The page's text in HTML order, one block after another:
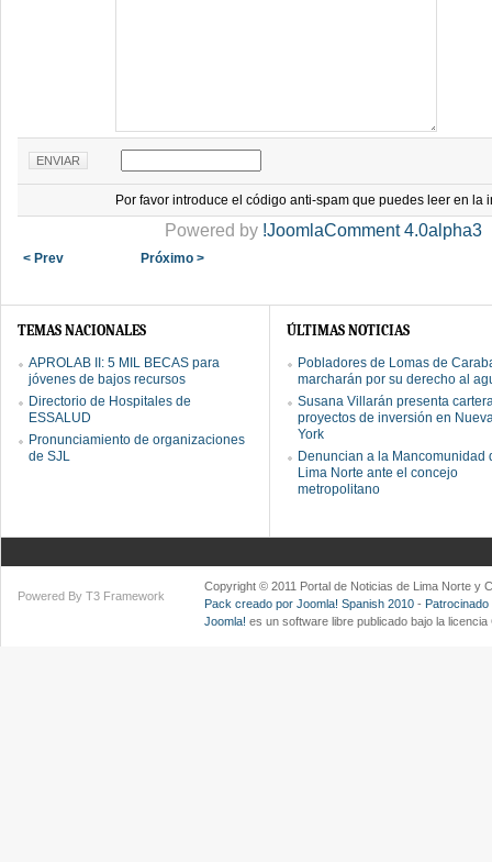
Por favor introduce el código anti-spam que puedes leer en la
Powered by !JoomlaComment 4.0alpha3
< Prev Próximo >
TEMAS NACIONALES
APROLAB II: 5 MIL BECAS para
jóvenes de bajos recursos
Directorio de Hospitales de
ESSALUD
Pronunciamiento de organizaciones
de SJL
ÚLTIMAS NOTICIAS
Pobladores de Lomas de
marcharán por su derecho al
Susana Villarán presenta
proyectos de inversión en
York
Denuncian a la Mancomunidad
Lima Norte ante el concejo
metropolitano
Powered By T3 Framework
Copyright © 2011 Portal de Noticias de Lima Norte
Pack creado por Joomla! Spanish 2010 -
Joomla! es un software libre publicado bajo la licencia